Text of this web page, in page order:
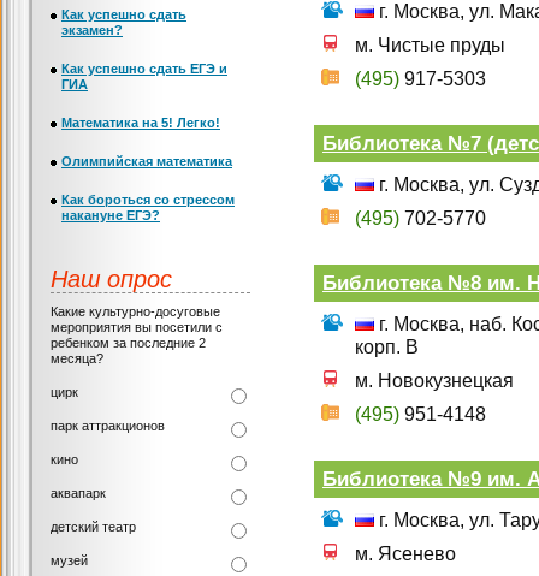
г. Москва, ул.
м. Чистые пруды
(495) 917-5303
Библиотека №7
г. Москва, ул.
(495) 702-5770
Библиотека №8 им.
г. Москва, наб.
корп. В
м. Новокузнецкая
(495) 951-4148
Библиотека №9 им.
г. Москва, ул.
м. Ясенево
Как успешно сдать
экзамен?
Как успешно сдать ЕГЭ и
ГИА
Математика на 5! Легко!
Олимпийская математика
Как бороться со стрессом
накануне ЕГЭ?
Наш опрос
Какие культурно-досуговые
мероприятия вы посетили с
ребенком за последние 2
месяца?
цирк
парк аттракционов
кино
аквапарк
детский театр
музей